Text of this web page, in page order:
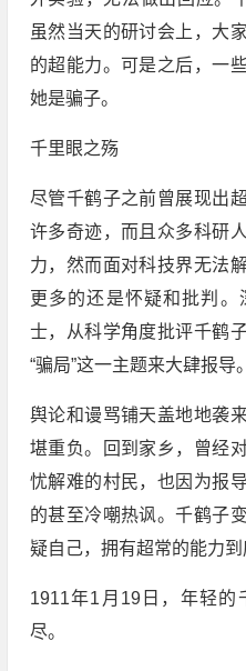
虽然当天的研讨会上，大
的超能力。可是之后，一
她是骗子。
千里眼之殇
尽管千鹤子之前曾展现出
许多奇迹，而且众多科研
力，然而面对科技界无法
更多的还是怀疑和批判
士，从科学角度批评千鹤
“骗局”这一主题来大肆报导。
舆论和谩骂铺天盖地地袭
堪重负。回到家乡，曾经
忧解难的村民，也因为报
的甚至冷嘲热讽。千鹤子
疑自己，拥有超常的能力到
1911年1月19日，年轻的
尽。